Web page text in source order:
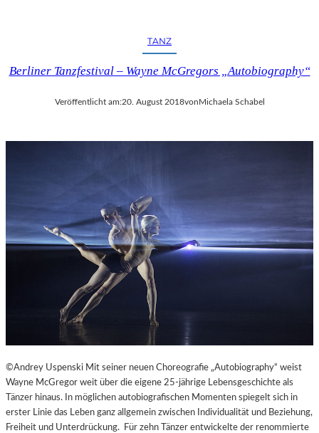
TANZ
Berliner Tanzfestival – Wayne McGregors „Autobiography“
Veröffentlicht am:20. August 2018von Michaela Schabel
©Andrey Uspenski Mit seiner neuen Choreografie „Autobiography“ weist
Wayne McGregor weit über die eigene 25-jährige Lebensgeschichte als
Tänzer hinaus. In möglichen autobiografischen Momenten spiegelt sich in
erster Linie das Leben ganz allgemein zwischen Individualität und Beziehung,
Freiheit und Unterdrückung. Für zehn Tänzer entwickelte der renommierte